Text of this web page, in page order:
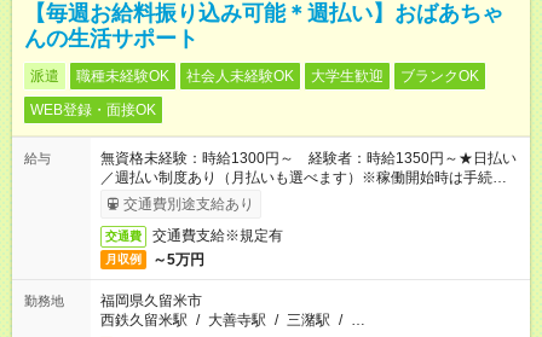
【毎週お給料振り込み可能＊週払い】おばあちゃ
んの生活サポート
派遣 職種未経験OK 社会人未経験OK 大学生歓迎
ブランクOK
WEB登録・面接OK
給与
無資格未経験：時給1300円～ 経験者：時給1350円～★日払い
／週払い制度あり（月払いも選べます）※稼働開始時は手続き完
了次第のお支払いとなります。
交通費別途支給あり
交通費 交通費支給※規定有
月収例 ～5万円
勤務地
福岡県久留米市
西鉄久留米駅 / 大善寺駅 / 三潴駅 / …